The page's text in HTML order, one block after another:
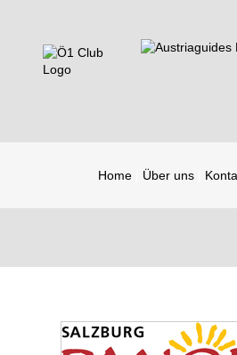
Home Über uns